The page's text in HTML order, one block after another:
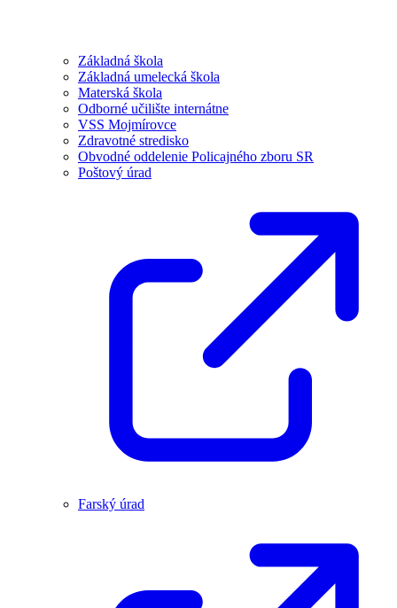
Základná škola
Základná umelecká škola
Materská škola
Odborné učilište internátne
VSS Mojmírovce
Zdravotné stredisko
Obvodné oddelenie Policajného zboru SR
Poštový úrad
Farský úrad